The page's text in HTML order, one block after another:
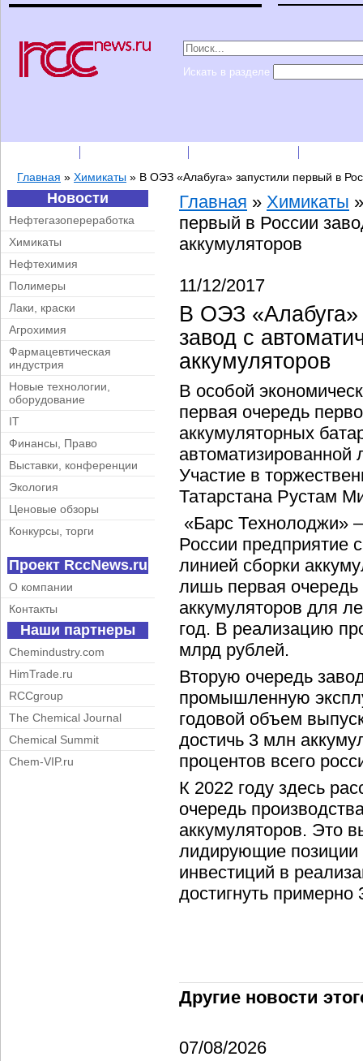
Искать в разделе
Главная » Химикаты » В ОЭЗ «Алабуга» запустили первый в
Новости
Нефтегазопереработка
Химикаты
Нефтехимия
Полимеры
Лаки, краски
Агрохимия
Фармацевтическая
индустрия
Новые технологии,
оборудование
IT
Финансы, Право
Выставки, конференции
Экология
Ценовые обзоры
Конкурсы, торги
Проект RccNews.ru
О компании
Контакты
Наши партнеры
Chemindustry.com
HimTrade.ru
RCCgroup
The Chemical Journal
Chemical Summit
Chem-VIP.ru
Главная » Химикаты
первый в России
аккумуляторов
11/12/2017
В ОЭЗ «Алабуга»
завод с
аккумуляторов
В особой
первая очередь
аккумуляторных
автоматизированной
Участие в
Татарстана Рустам
«Барс Технолоджи»
России предприятие
линией сборки
лишь первая
аккумуляторов для
год. В реализацию
млрд рублей.
Вторую очередь
промышленную
годовой объем
достичь 3 млн
процентов всего
К 2022 году здесь
очередь
аккумуляторов. Это
лидирующие
инвестиций в
достигнуть
Другие новости
07/08/2026